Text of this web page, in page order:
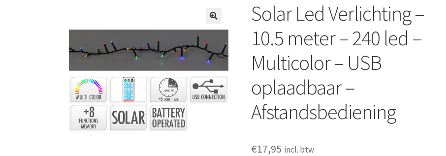
Solar Led Verlichting –
10.5 meter – 240 led –
Multicolor – USB
oplaadbaar –
Afstandsbediening
€17,95 incl. btw